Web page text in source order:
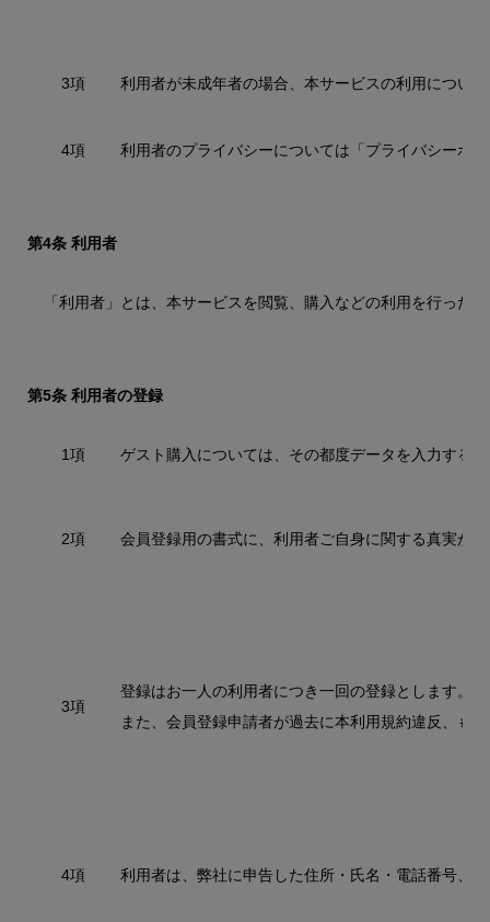
3項 利用者が未成年者の場合、本サービスの利用につい
4項 利用者のプライバシーについては「プライバシーポ
第4条 利用者
「利用者」とは、本サービスを閲覧、購入などの利用を行っ
第5条 利用者の登録
1項 ゲスト購入については、その都度データを入力する
2項 会員登録用の書式に、利用者ご自身に関する真実か
3項
登録はお一人の利用者につき一回の登録とします。
また、会員登録申請者が過去に本利用規約違反、も
4項 利用者は、弊社に申告した住所・氏名・電話番号、